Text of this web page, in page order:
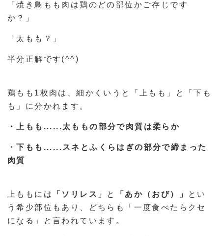
「焼き鳥もも肉は鶏のどの部位かご存じです
か？」
「太もも？」
半分正解です(^^)
鶏もも1枚肉は、細かくいうと「上もも」と「下も
も」に分かれます。
・上もも......太ももの部分で肉質は柔らか
・下もも......スネとふくらはぎの部分で締まった
肉質
上ももには 「ソリレス」 と 「あか（おび）」
とい
う希少部位もあり、どちらも「一度食べたらクセ
になる」と言われています。